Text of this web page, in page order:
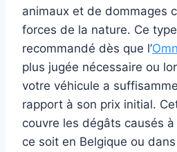
animaux et de dommages
forces de la nature. Ce
recommandé dès que l’
plus jugée nécessaire ou
votre véhicule a
rapport à son prix initial.
couvre les dégâts causés
ce soit en Belgique ou dans